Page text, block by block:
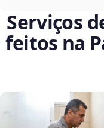
Serviços
feitos na